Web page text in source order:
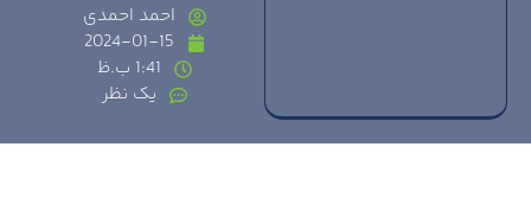
احمد احمدی
2024-01-15
1:41 ب.ظ
یک نظر